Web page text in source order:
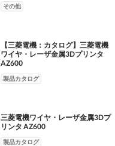
その他
【三菱電機：カタログ】三菱電機
ワイヤ・レーザ金属3Dプリンタ
AZ600
製品カタログ
三菱電機ワイヤ・レーザ金属3Dプ
リンタ AZ600
製品カタログ